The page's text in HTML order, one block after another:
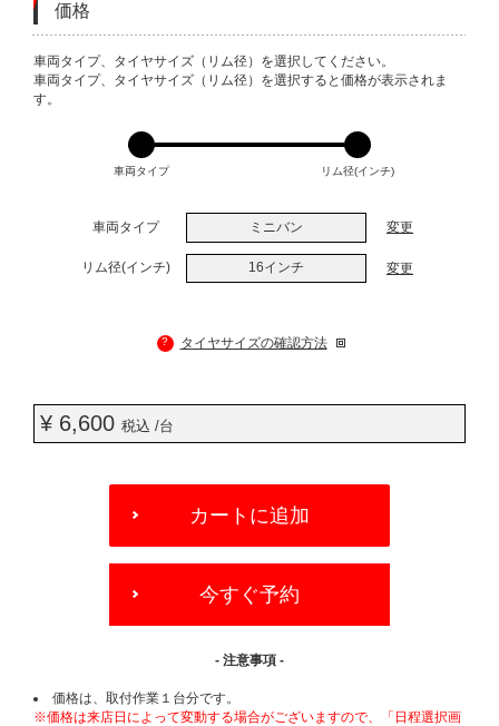
価格
VARIATIONS
車両タイプ、タイヤサイズ（リム径）を選択してください。
車両タイプ、タイヤサイズ（リム径）を選択すると価格が表示されま
す。
車両タイプ リム径(インチ)
車両タイプ ミニバン 変更
リム径(インチ) 16インチ 変更
? タイヤサイズの確認方法
¥ 6,600 税込 /台
OPTIONS
カートに追加
今すぐ予約
- 注意事項 -
価格は、取付作業１台分です。
※価格は来店日によって変動する場合がございますので、「日程選択画